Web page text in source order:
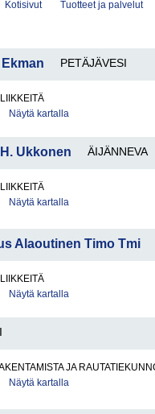
Kotisivut Tuotteet ja palvelut
PETÄJÄVESI
Näytä kartalla
Ukkonen ÄIJÄNNEVA
Näytä kartalla
Alaoutinen Timo Tmi
Näytä kartalla
JA
Näytä kartalla